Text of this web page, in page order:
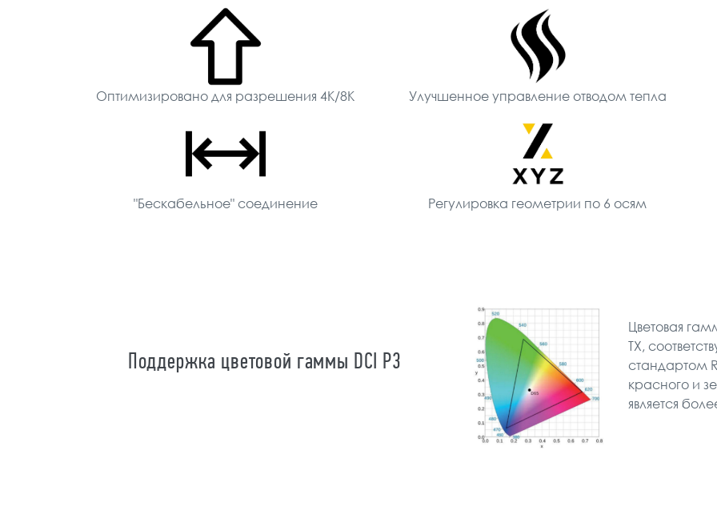
Оптимизировано для разрешения 4K/8K Улучшенное управление отводом тепла
"Бескабельное" соединение Регулировка геометрии по 6 осям
Поддержка цветовой гаммы DCI P3
Цветовая
TX,
стандартом
красного и
является